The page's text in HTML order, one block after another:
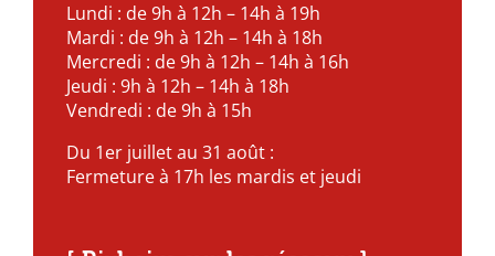
Lundi : de 9h à 12h – 14h à 19h
Mardi : de 9h à 12h – 14h à 18h
Mercredi : de 9h à 12h – 14h à 16h
Jeudi : 9h à 12h – 14h à 18h
Vendredi : de 9h à 15h
Du 1er juillet au 31 août :
Fermeture à 17h les mardis et jeudi